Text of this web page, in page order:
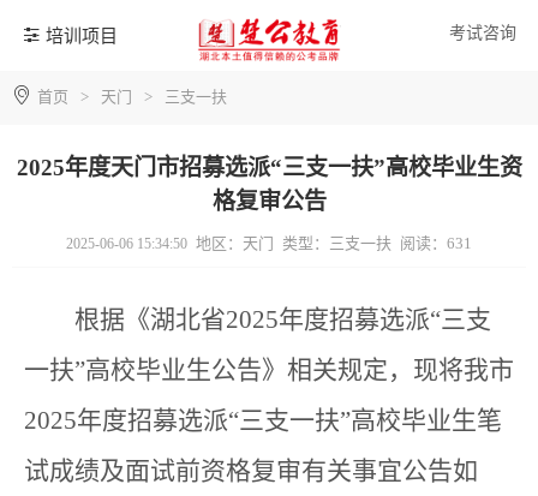
培训项目 考试咨询
首页 > 天门 > 三支一扶
2025年度天门市招募选派“三支一扶”高校毕业生资
格复审公告
2025-06-06 15:34:50 地区：天门 类型：三支一扶 阅读：631
根据《湖北省2025年度招募选派“三支
一扶”高校毕业生公告》相关规定，现将我市
2025年度招募选派“三支一扶”高校毕业生笔
试成绩及面试前资格复审有关事宜公告如